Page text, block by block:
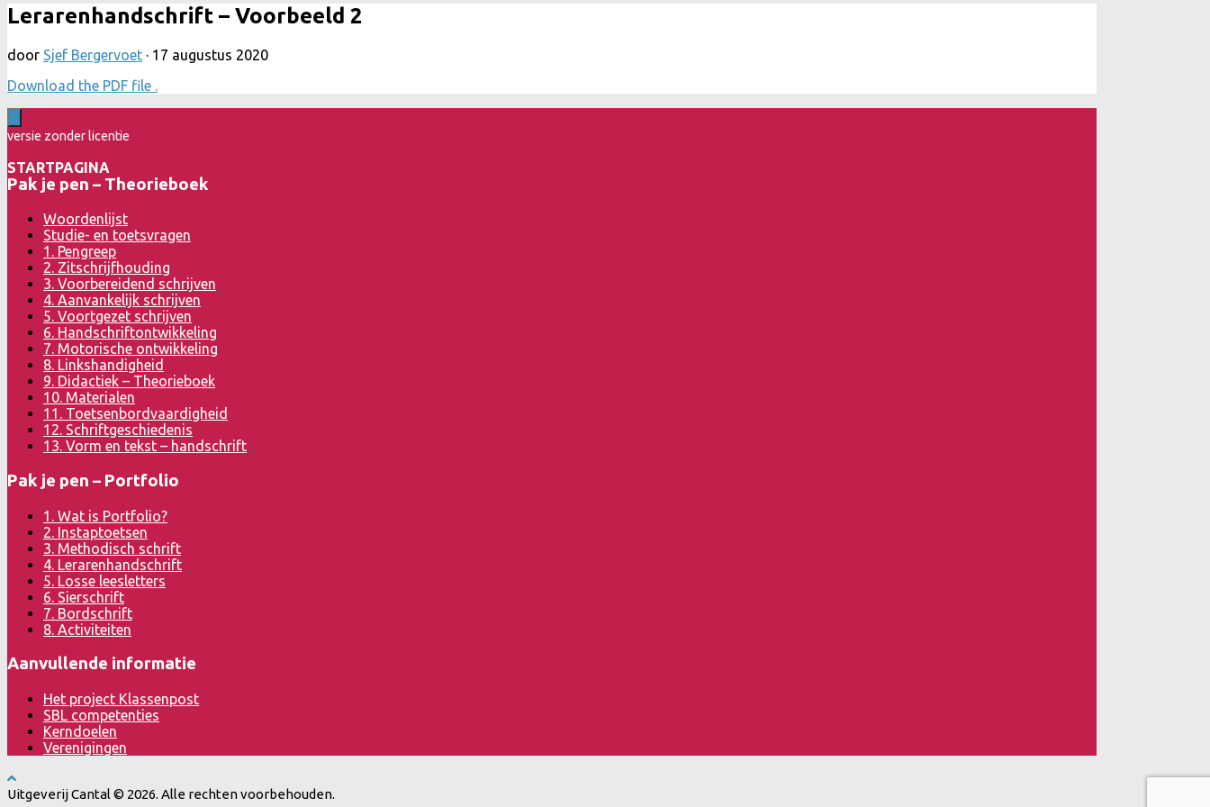
Lerarenhandschrift – Voorbeeld 2
door Sjef Bergervoet · 17 augustus 2020
Download the PDF file .
versie zonder licentie
STARTPAGINA
Pak je pen – Theorieboek
Woordenlijst
Studie- en toetsvragen
1. Pengreep
2. Zitschrijfhouding
3. Voorbereidend schrijven
4. Aanvankelijk schrijven
5. Voortgezet schrijven
6. Handschriftontwikkeling
7. Motorische ontwikkeling
8. Linkshandigheid
9. Didactiek – Theorieboek
10. Materialen
11. Toetsenbordvaardigheid
12. Schriftgeschiedenis
13. Vorm en tekst – handschrift
Pak je pen – Portfolio
1. Wat is Portfolio?
2. Instaptoetsen
3. Methodisch schrift
4. Lerarenhandschrift
5. Losse leesletters
6. Sierschrift
7. Bordschrift
8. Activiteiten
Aanvullende informatie
Het project Klassenpost
SBL competenties
Kerndoelen
Verenigingen
Uitgeverij Cantal © 2026. Alle rechten voorbehouden.